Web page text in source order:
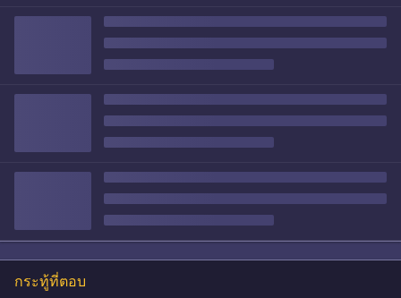
กระทู้ที่ตอบ